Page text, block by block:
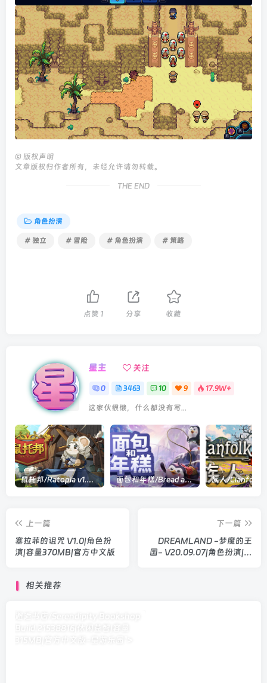
© 版权声明
文章版权归作者所有，未经允许请勿转载。
THE END
角色扮演
# 独立 # 冒险 # 角色扮演 # 策略
点赞 1 分享 收藏
星主 关注
0 3463 10 9 17.9W+
这家伙很懒，什么都没有写...
鼠托邦/Ratopia v1.0.0530|策略模拟|容量2.9GB|官方中文版 面包和年糕/Bread and Fred Build.21411256|动作冒险|容量1.1GB|官方中文版
上一篇
塞拉菲的诅咒 V1.0|角色扮
演|容量370MB|官方中文版
下一篇
DREAMLAND -梦魔的王
国- V20.09.07|角色扮演|容
相关推荐
邂逅书店/Serendipity Bookshop
Build.21538816|休闲益智|容量
315MB|官方中文版
-星游乐园">